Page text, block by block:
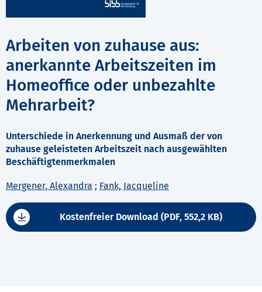
Arbeiten von zuhause aus:
anerkannte Arbeitszeiten im
Homeoffice oder unbezahlte
Mehrarbeit?
Unterschiede in Anerkennung und Ausmaß der von
zuhause geleisteten Arbeitszeit nach ausgewählten
Beschäftigtenmerkmalen
Mergener, Alexandra ; Fank, Jacqueline
Kostenfreier Download (PDF, 552,2 KB)